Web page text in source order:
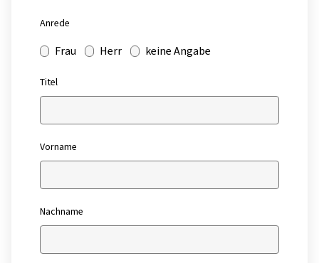
Anrede
Frau Herr keine Angabe
Titel
Vorname
Nachname